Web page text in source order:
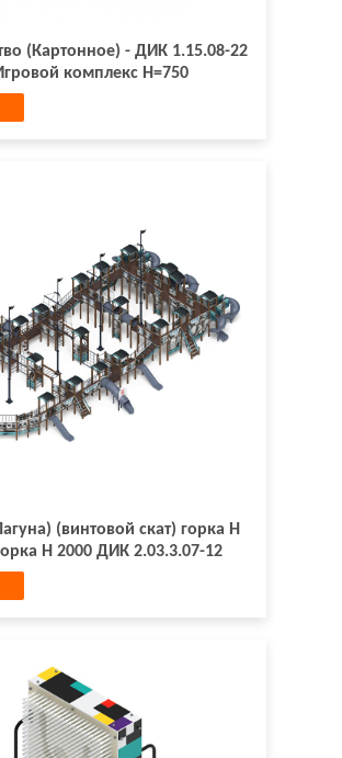
(Картонное) - ДИК 1.15.08-22
комплекс H=750
(винтовой скат) горка Н
Н 2000 ДИК 2.03.3.07-12